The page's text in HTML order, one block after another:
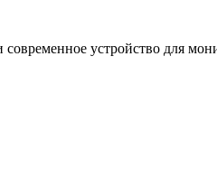
устройство для